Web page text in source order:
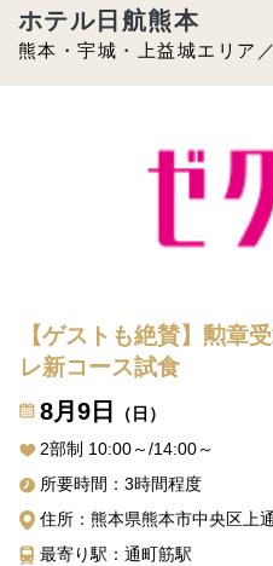
熊本・宇城・上益城エリア
ホテル日航熊本
【ゲストも絶賛】勲章
レ新コース試食
8月9日
（日）
2部制 10:00～/14:00～
所要時間：3時間程度
住所：熊本県熊本市中央区上
最寄り駅：通町筋駅